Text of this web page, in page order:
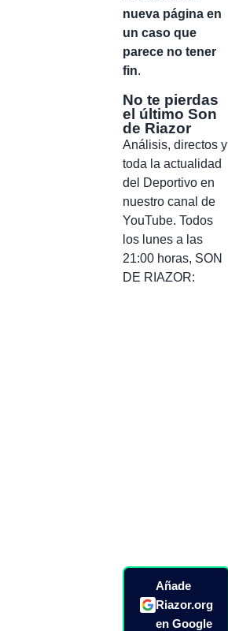
nueva página en
un caso que
parece no tener
fin.
No te pierdas
el último Son
de Riazor
Análisis, directos y
toda la actualidad
del Deportivo en
nuestro canal de
YouTube. Todos
los lunes a las
21:00 horas, SON
DE RIAZOR:
Añade
Riazor.org
en Google